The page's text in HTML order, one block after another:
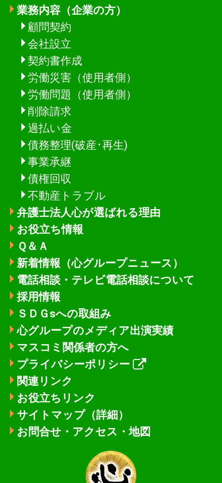
業務内容（企業の方）
顧問契約
会社設立
契約書作成
労働災害（使用者側）
労働問題（使用者側）
削除請求
過払い金
債務整理(破産･再生)
事業承継
債権回収
不動産トラブル
弁護士法人心が選ばれる理由
お役立ち情報
Ｑ＆Ａ
新着情報 （心グループニュース）
電話相談・テレビ電話相談について
採用情報
ＳＤＧsへの取組み
心グループのメディア出演実績
マスコミ関係者の方へ
プライバシーポリシー
関連リンク
お役立ちリンク
サイトマップ（詳細）
お問合せ・アクセス・地図